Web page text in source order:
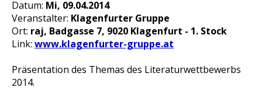
Datum: Mi, 09.04.2014
Veranstalter: Klagenfurter Gruppe
Ort: raj, Badgasse 7, 9020 Klagenfurt - 1. Stock
Link: www.klagenfurter-gruppe.at
Präsentation des Themas des Literaturwettbewerbs
2014.